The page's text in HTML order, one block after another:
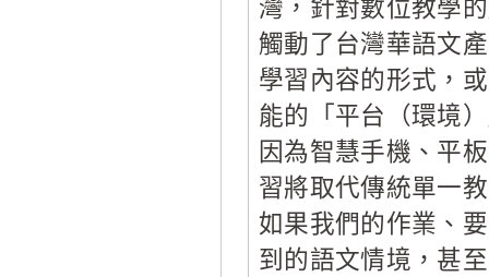
灣，針對數位教學
觸動了台灣華語文
學習內容的形式，
能的「平台（環境
因為智慧手機、平
習將取代傳統單一
如果我們的作業、
到的語文情境，甚